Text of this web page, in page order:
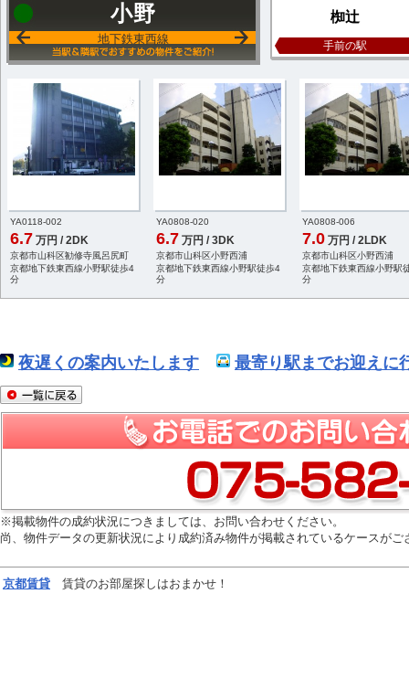
小野
地下鉄東西線
椥辻
手前の駅
YA0118-002
6.7 万円 / 2DK
京都市山科区勧修寺風呂尻町
京都地下鉄東西線小野駅徒歩4
分
YA0808-020
6.7 万円 / 3DK
京都市山科区小野西浦
京都地下鉄東西線小野駅徒歩4
分
YA0808-006
7.0 万円 / 2LDK
京都市山科区小野西浦
京都地下鉄東西線小野駅
分
夜遅くの案内いたします 最寄り駅までお迎えに
※掲載物件の成約状況につきましては、お問い合わせください。
尚、物件データの更新状況により成約済み物件が掲載されているケースが
京都賃貸 賃貸のお部屋探しはおまかせ！